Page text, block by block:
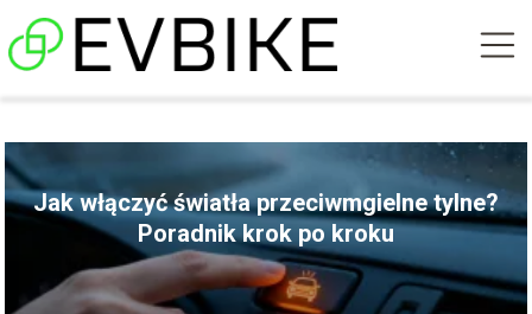
Jak włączyć światła przeciwmgielne tylne?
Poradnik krok po kroku